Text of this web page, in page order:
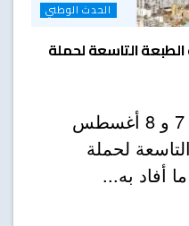
الحدث الوطني
الطبعة التاسعة لحملة
تنظم ولاية الجزائر يومي 7 و 8 أغسطس
لحملة
أفاد به...